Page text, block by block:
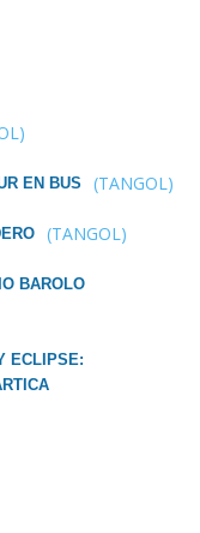
EN BUS (TANGOL)
(TANGOL)
BAROLO
ECLIPSE: